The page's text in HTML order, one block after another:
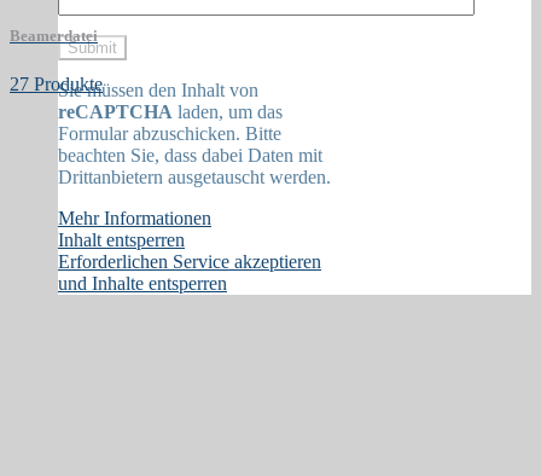
Sie müssen den Inhalt von
reCAPTCHA laden, um das
Formular abzuschicken. Bitte
beachten Sie, dass dabei Daten mit
Drittanbietern ausgetauscht werden.
Mehr Informationen
Inhalt entsperren
Erforderlichen Service akzeptieren
und Inhalte entsperren
Beamerdatei
27 Produkte